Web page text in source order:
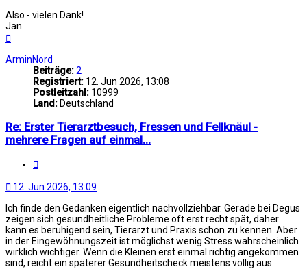
Also - vielen Dank!
Jan
ArminNord
Beiträge:2
Registriert: 12. Jun 2026, 13:08
Postleitzahl: 10999
Land: Deutschland
Re: Erster Tierarztbesuch, Fressen und Fellknäul -
mehrere Fragen auf einmal...
12. Jun 2026, 13:09
Ich finde den Gedanken eigentlich nachvollziehbar. Gerade bei Degus
zeigen sich gesundheitliche Probleme oft erst recht spät, daher
kann es beruhigend sein, Tierarzt und Praxis schon zu kennen. Aber
in der Eingewöhnungszeit ist möglichst wenig Stress wahrscheinlich
wirklich wichtiger. Wenn die Kleinen erst einmal richtig angekommen
sind, reicht ein späterer Gesundheitscheck meistens völlig aus.